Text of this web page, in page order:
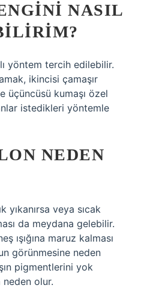
NASIL
yöntem tercih edilebilir.
ikincisi çamaşır
üçüncüsü kumaşı özel
istedikleri yöntemle
NEDEN
yıkanırsa veya sıcak
da meydana gelebilir.
ışığına maruz kalması
görünmesine neden
pigmentlerini yok
neden olur.